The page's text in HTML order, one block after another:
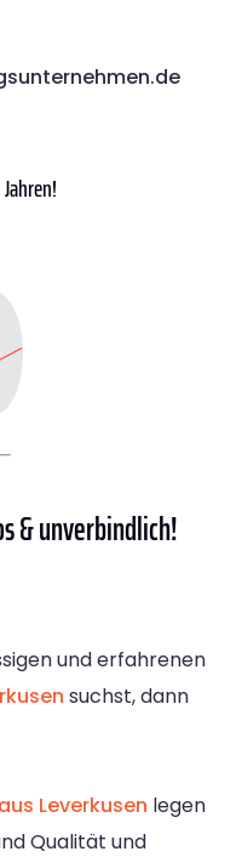
Jahren!
& unverbindlich!
und erfahrenen
suchst, dann
Leverkusen legen
Qualität und